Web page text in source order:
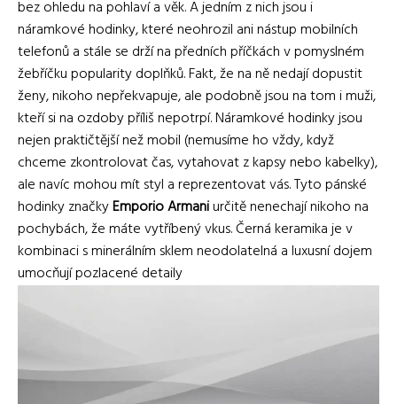
bez ohledu na pohlaví a věk. A jedním z nich jsou i
náramkové hodinky, které neohrozil ani nástup mobilních
telefonů a stále se drží na předních příčkách v pomyslném
žebříčku popularity doplňků. Fakt, že na ně nedají dopustit
ženy, nikoho nepřekvapuje, ale podobně jsou na tom i muži,
kteří si na ozdoby příliš nepotrpí. Náramkové hodinky jsou
nejen praktičtější než mobil (nemusíme ho vždy, když
chceme zkontrolovat čas, vytahovat z kapsy nebo kabelky),
ale navíc mohou mít styl a reprezentovat vás. Tyto pánské
hodinky značkyEmporio Armaniurčitě nenechají nikoho na
pochybách, že máte vytříbený vkus. Černá keramika je v
kombinaci s minerálním sklem neodolatelná a luxusní dojem
umocňují pozlacené detaily